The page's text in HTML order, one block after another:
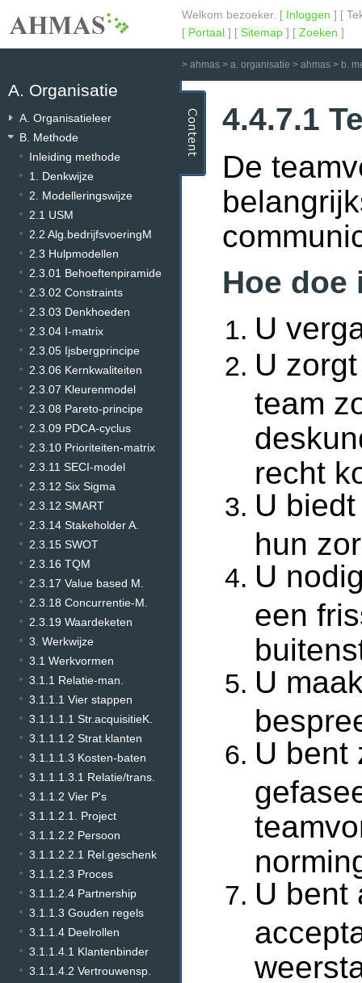
Welkom bezoeker. [ Inloggen ] [
[ Portaal ] [ Sitemap ] [ Zoeken ]
> ahmas > a. organisatie > ahmas > b.
A. Organisatie
A. Organisatieleer
B. Methode
Inleiding methode
1. Denkwijze
2. Modelleringswijze
2.1 USM
2.2 Alg.bedrijfsvoeringM
2.3 Hulpmodellen
2.3.01 Behoeftenpiramide
2.3.02 Constraints
2.3.03 Denkhoeden
2.3.04 I-matrix
2.3.05 Ijsbergprincipe
2.3.06 Kernkwaliteiten
2.3.07 Kleurenmodel
2.3.08 Pareto-principe
2.3.09 PDCA-cyclus
2.3.10 Prioriteiten-matrix
2.3.11 SECI-model
2.3.12 Six Sigma
2.3.12 SMART
2.3.14 Stakeholder A.
2.3.15 SWOT
2.3.16 TQM
2.3.17 Value based M.
2.3.18 Concurrentie-M.
2.3.19 Waardeketen
3. Werkwijze
3.1 Werkvormen
3.1.1 Relatie-man.
3.1.1.1 Vier stappen
3.1.1.1.1 Str.acquisitieK.
3.1.1.1.2 Strat.klanten
3.1.1.1.3 Kosten-baten
3.1.1.1.3.1 Relatie/trans.
3.1.1.2 Vier P's
3.1.1.2.1. Project
3.1.1.2.2 Persoon
3.1.1.2.2.1 Rel.geschenk
3.1.1.2.3 Proces
3.1.1.2.4 Partnership
3.1.1.3 Gouden regels
3.1.1.4 Deelrollen
3.1.1.4.1 Klantenbinder
3.1.1.4.2 Vertrouwensp.
4.4.7.1
De
Hoe doe
U
U
team
recht
U
hun
U
een
U
U bent
U bent